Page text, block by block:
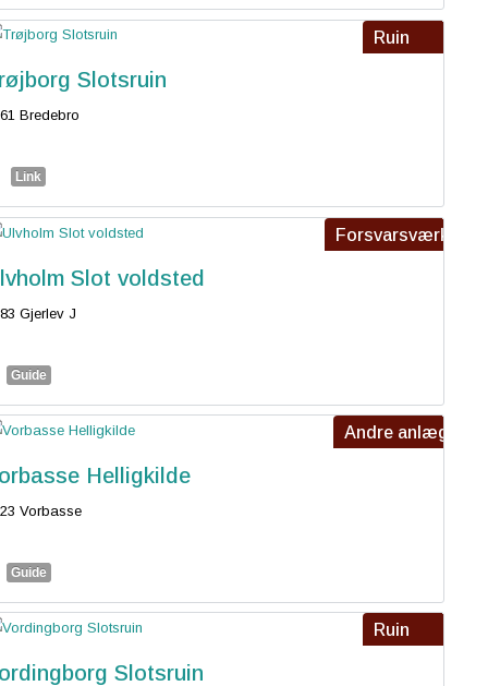
Ruin
Slotsruin
Bredebro
Link
Forsvarsværk
Slot voldsted
Gjerlev J
Guide
Andre anlæg
Helligkilde
Vorbasse
Guide
Ruin
Slotsruin